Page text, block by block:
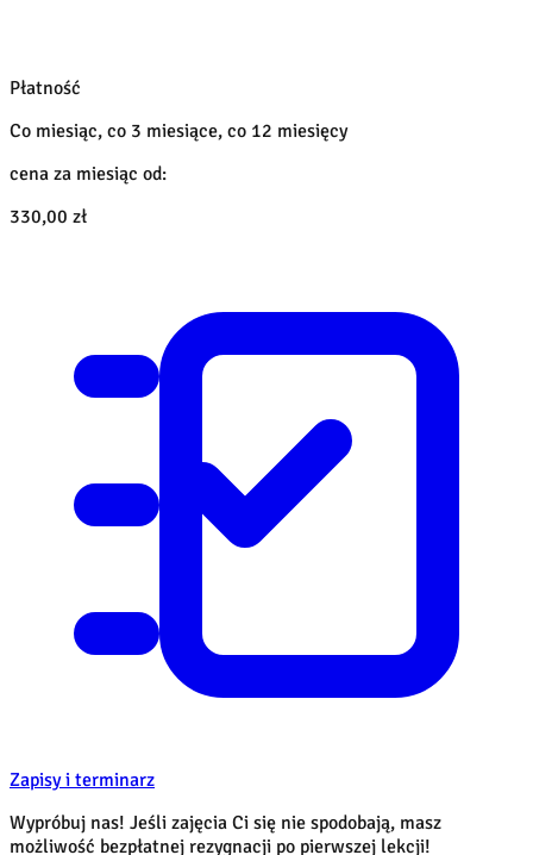
Płatność
Co miesiąc, co 3 miesiące, co 12 miesięcy
cena za miesiąc od:
330,00 zł
Zapisy i terminarz
Wypróbuj nas! Jeśli zajęcia Ci się nie spodobają, masz
możliwość bezpłatnej rezygnacji po pierwszej lekcji!